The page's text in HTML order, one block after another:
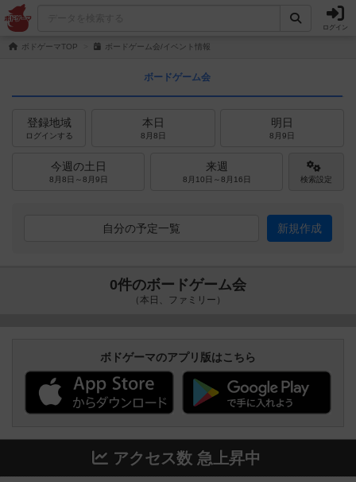
ログイン
ボドゲーマTOP ボードゲーム会/イベント情報
ボードゲーム会
登録地域
ログインする
本日
8月8日
明日
8月9日
今週の土日
8月8日～8月9日
来週
8月10日～8月16日 検索設定
自分の予定一覧 新規作成
0件のボードゲーム会
（本日、ファミリー）
ボドゲーマのアプリ版はこちら
アクセス数 急上昇中